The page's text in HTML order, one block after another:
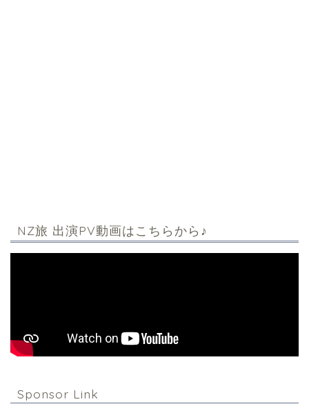
NZ旅 出演PV動画はこちらから♪
Sponsor Link